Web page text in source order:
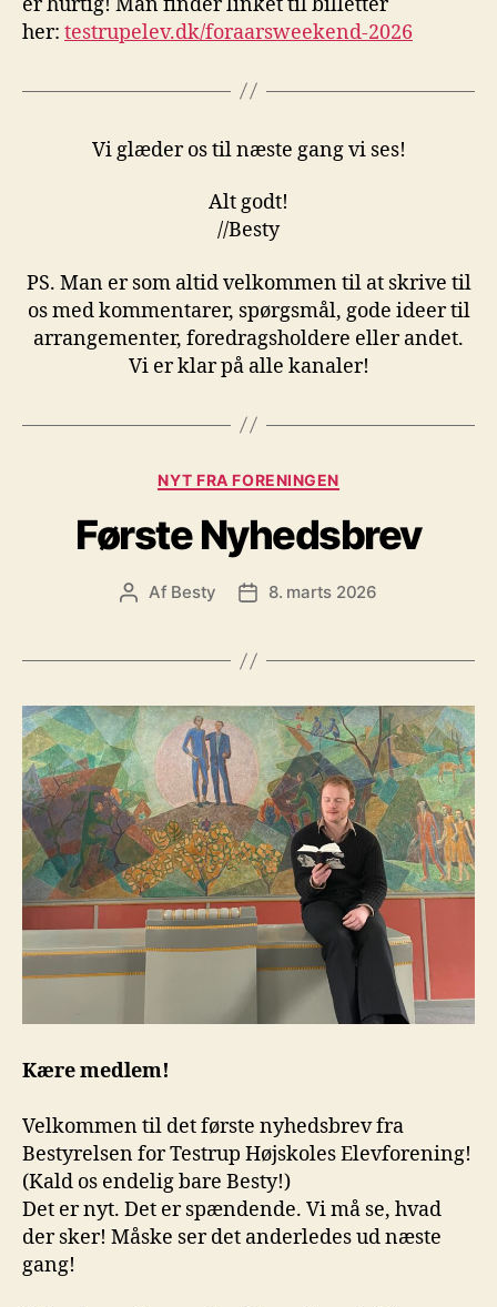
her: testrupelev.dk/foraarsweekend-2026
Vi glæder os til næste gang vi ses!
Alt godt!
//Besty
PS. Man er som altid velkommen til at skrive til
os med kommentarer, spørgsmål, gode ideer til
arrangementer, foredragsholdere eller andet.
Vi er klar på alle kanaler!
Kategorier
NYT FRA FORENINGEN
Første Nyhedsbrev
Indlægsforfatter
Af Besty Indlægsdato
8. marts 2026
Kære medlem!
Velkommen til det første nyhedsbrev fra
Bestyrelsen for Testrup Højskoles Elevforening!
(Kald os endelig bare Besty!)
Det er nyt. Det er spændende. Vi må se, hvad
der sker! Måske ser det anderledes ud næste
gang!